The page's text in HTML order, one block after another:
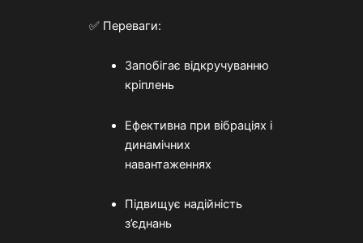
✅ Переваги:
Запобігає відкручуванню
кріплень
Ефективна при вібраціях і
динамічних
навантаженнях
Підвищує надійність
з’єднань